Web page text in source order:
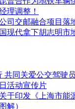
理调整！
司交邮融合项目落
现代拿下胡志明市
共同关爱公交驾驶
活动宣传片
于印发《上海市能
解）